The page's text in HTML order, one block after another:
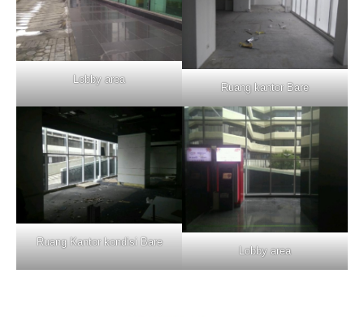
Lobby area
Ruang kantor Bare
Ruang Kantor kondisi Bare
Lobby area